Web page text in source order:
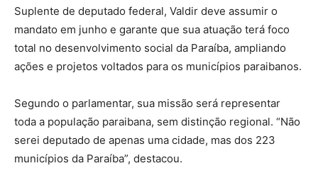
Suplente de deputado federal, Valdir deve assumir o
mandato em junho e garante que sua atuação terá foco
total no desenvolvimento social da Paraíba, ampliando
ações e projetos voltados para os municípios paraibanos.
Segundo o parlamentar, sua missão será representar
toda a população paraibana, sem distinção regional. “Não
serei deputado de apenas uma cidade, mas dos 223
municípios da Paraíba”, destacou.